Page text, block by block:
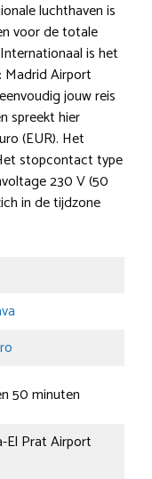
luchthaven is
voor de totale
is het
Madrid Airport
jouw reis
spreekt hier
(EUR). Het
stopcontact type
230 V (50
in de tijdzone
50 minuten
El Prat Airport